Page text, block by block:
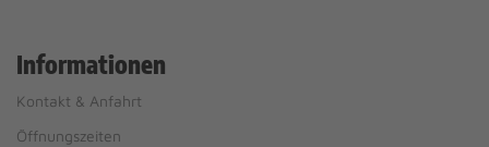
Informationen
Kontakt & Anfahrt
Öffnungszeiten